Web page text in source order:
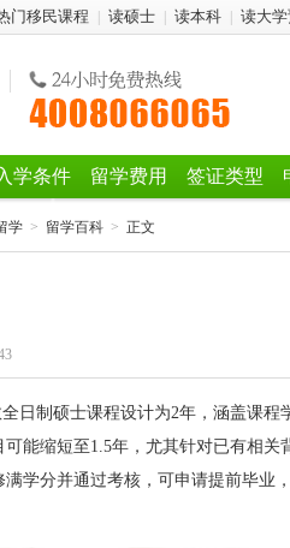
门移民课程 读硕士 读本科 读大
学条件 留学费用 签证类型
学 > 留学百科 > 正文
日制硕士课程设计为2年，涵盖课程
能缩短至1.5年，尤其针对已有相关
学分并通过考核，可申请提前毕业